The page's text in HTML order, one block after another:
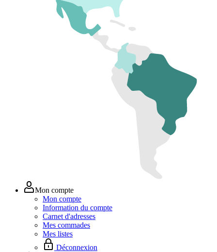
Mon compte
Mon compte
Information du compte
Carnet d'adresses
Mes commades
Mes listes
Déconnexion